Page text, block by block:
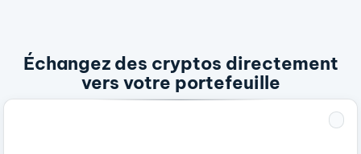
Échangez des cryptos directement
vers votre portefeuille